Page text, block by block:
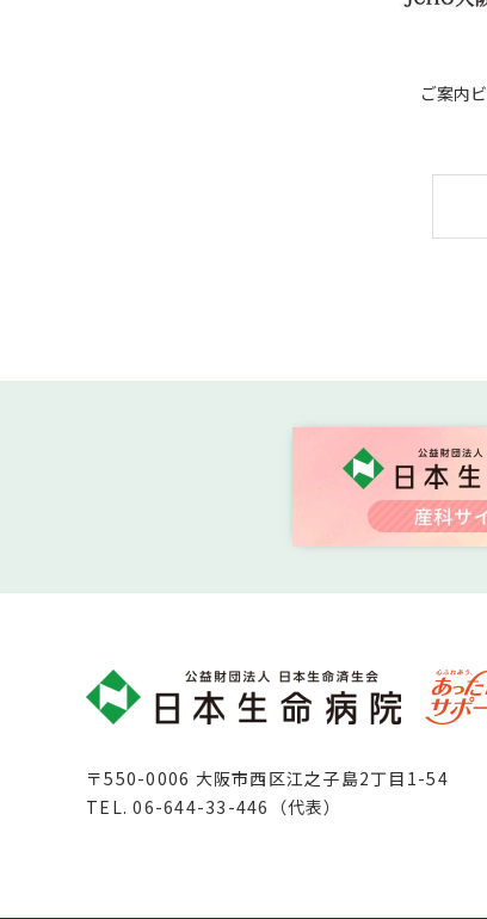
ご案内
〒550-0006 大阪市西区江之子島2丁目1-54
TEL.06-644-33-446（代表）